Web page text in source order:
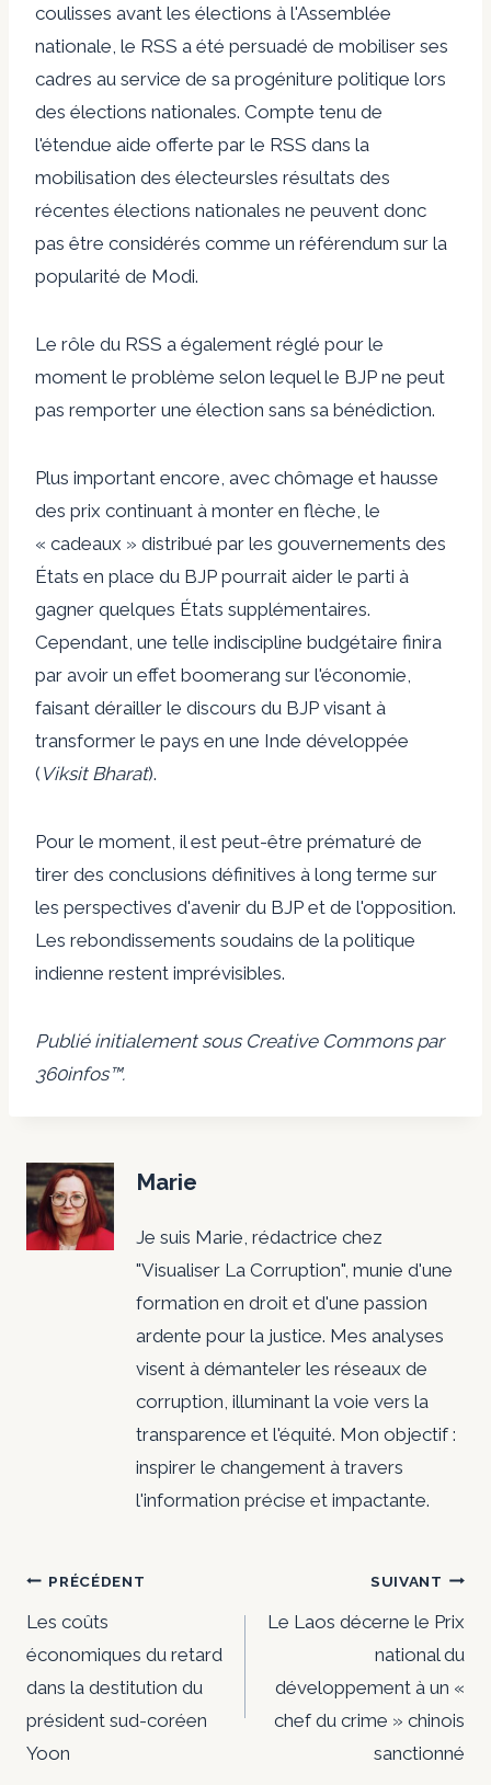
coulisses avant les élections à l'Assemblée
nationale, le RSS a été persuadé de mobiliser ses
cadres au service de sa progéniture politique lors
des élections nationales. Compte tenu de
l'étendue aide offerte par le RSS dans la
mobilisation des électeursles résultats des
récentes élections nationales ne peuvent donc
pas être considérés comme un référendum sur la
popularité de Modi.
Le rôle du RSS a également réglé pour le
moment le problème selon lequel le BJP ne peut
pas remporter une élection sans sa bénédiction.
Plus important encore, avec chômage et hausse
des prix continuant à monter en flèche, le
« cadeaux » distribué par les gouvernements des
États en place du BJP pourrait aider le parti à
gagner quelques États supplémentaires.
Cependant, une telle indiscipline budgétaire finira
par avoir un effet boomerang sur l'économie,
faisant dérailler le discours du BJP visant à
transformer le pays en une Inde développée
( Viksit Bharat).
Pour le moment, il est peut-être prématuré de
tirer des conclusions définitives à long terme sur
les perspectives d'avenir du BJP et de l'opposition.
Les rebondissements soudains de la politique
indienne restent imprévisibles.
Publié initialement sous Creative Commonspar
360infos™.
Marie
Je suis Marie, rédactrice chez
"Visualiser La Corruption", munie d'une
formation en droit et d'une passion
ardente pour la justice. Mes analyses
visent à démanteler les réseaux de
corruption, illuminant la voie vers la
transparence et l'équité. Mon objectif :
inspirer le changement à travers
l'information précise et impactante.
Navigation
de
l’article
PRÉCÉDENT
Les coûts
économiques du retard
dans la destitution du
président sud-coréen
Yoon
SUIVANT
Le Laos décerne le Prix
national du
développement à un «
chef du crime » chinois
sanctionné